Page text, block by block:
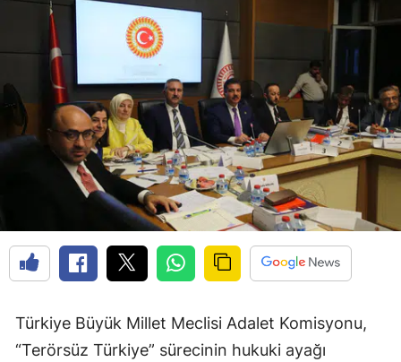
Türkiye Büyük Millet Meclisi Adalet Komisyonu,
“Terörsüz Türkiye” sürecinin hukuki ayağı